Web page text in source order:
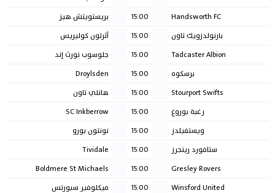
Handsworth FC
15:00
بريستويتش هيز
بارنولدزويك تاون
15:00
آثرتون كوليريس
Tadcaster Albion
15:00
جلوسوب نورث إند
برسكوه
15:00
Droylsden
Stourport Swifts
15:00
هانلي تاون
رغبة بوروغ
15:00
SC Inkberrow
ويستفيلدز
15:00
نونتون بورو
ستافورد رينجرز
15:00
Tividale
Gresley Rovers
15:00
Boldmere St Michaels
Winsford United
15:00
ميكلوفير سبورتس